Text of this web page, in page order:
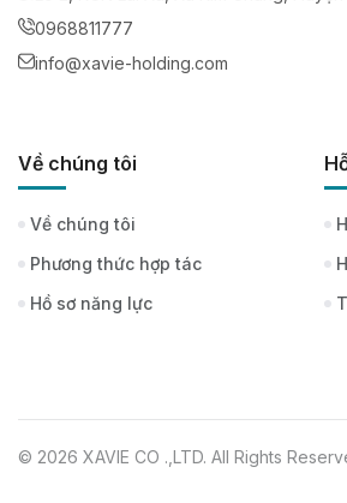
0968811777
info@xavie-holding.com
Về chúng tôi
Về chúng tôi
Phương thức hợp tác
Hồ sơ năng lực
© 2026 XAVIE CO .,LTD. All Rights